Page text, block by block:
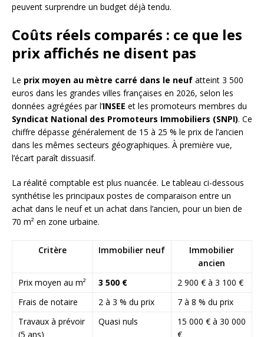
peuvent surprendre un budget déjà tendu.
Coûts réels comparés : ce que les
prix affichés ne disent pas
Le prix moyen au mètre carré dans le neuf atteint 3 500
euros dans les grandes villes françaises en 2026, selon les
données agrégées par l’INSEE et les promoteurs membres du
Syndicat National des Promoteurs Immobiliers (SNPI). Ce
chiffre dépasse généralement de 15 à 25 % le prix de l’ancien
dans les mêmes secteurs géographiques. À première vue,
l’écart paraît dissuasif.
La réalité comptable est plus nuancée. Le tableau ci-dessous
synthétise les principaux postes de comparaison entre un
achat dans le neuf et un achat dans l’ancien, pour un bien de
70 m² en zone urbaine.
Critère Immobilier neuf
Immobilier
ancien
Prix moyen au m²
3 500 €
2 900 € à 3 100 €
Frais de notaire
2 à 3 % du prix
7 à 8 % du prix
Travaux à prévoir
(5 ans)
Quasi nuls
15 000 € à 30 000
€